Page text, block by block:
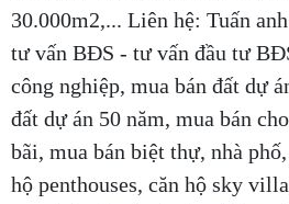
30.000m2,... Liên hệ: Tuấn
tư vấn BĐS - tư vấn đầu tư
công nghiệp, mua bán đất dự
đất dự án 50 năm, mua bán
bãi, mua bán biệt thự, nhà
hộ penthouses, căn hộ sky